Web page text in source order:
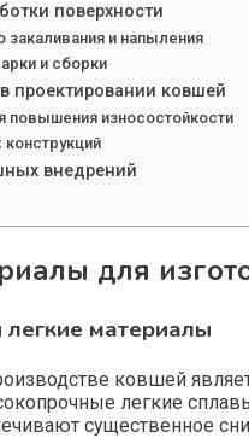
поверхности
закаливания и напыления
и сборки
проектировании ковшей
повышения износостойкости
внедрений
для
материалы
ковшей
легкие
существенное